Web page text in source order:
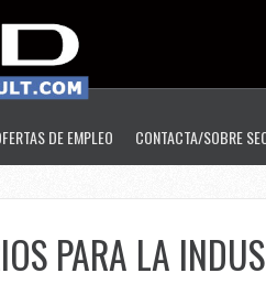
DE EMPLEO CONTACTA/SOBRE
PARA LA